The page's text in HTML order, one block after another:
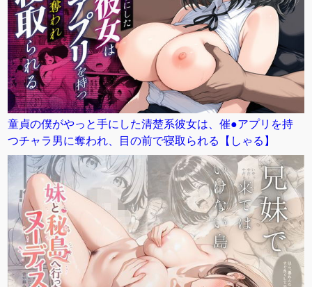
童貞の僕がやっと手にした清楚系彼女は、催●アプリを持
つチャラ男に奪われ、目の前で寝取られる【しゃる】